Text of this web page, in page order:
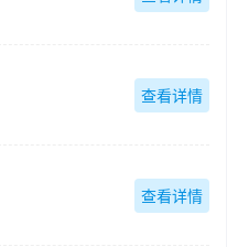
查看详情
查看详情